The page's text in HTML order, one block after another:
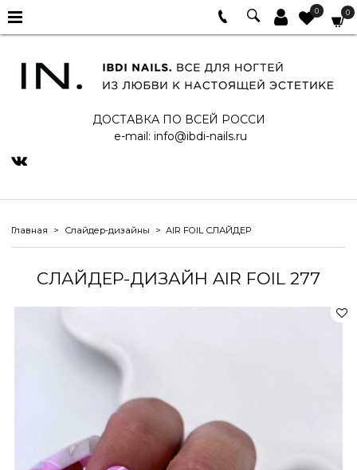
0 0
ДОСТАВКА ПО ВСЕЙ РОССИ
e-mail: info@ibdi-nails.ru
Главная Слайдер-дизайны AIR FOIL СЛАЙДЕР
СЛАЙДЕР-ДИЗАЙН AIR FOIL 277